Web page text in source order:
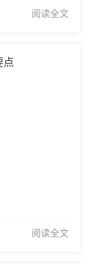
阅读全文
点
阅读全文